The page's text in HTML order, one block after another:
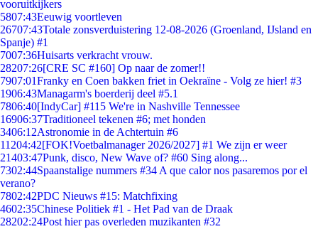
vooruitkijkers
5807:43Eeuwig voortleven
26707:43Totale zonsverduistering 12-08-2026 (Groenland, IJsland en
Spanje) #1
7007:36Huisarts verkracht vrouw.
28207:26[CRE SC #160] Op naar de zomer!!
7907:01Franky en Coen bakken friet in Oekraïne - Volg ze hier! #3
1906:43Managarm's boerderij deel #5.1
7806:40[IndyCar] #115 We're in Nashville Tennessee
16906:37Traditioneel tekenen #6; met honden
3406:12Astronomie in de Achtertuin #6
11204:42[FOK!Voetbalmanager 2026/2027] #1 We zijn er weer
21403:47Punk, disco, New Wave of? #60 Sing along...
7302:44Spaanstalige nummers #34 A que calor nos pasaremos por el
verano?
7802:42PDC Nieuws #15: Matchfixing
4602:35Chinese Politiek #1 - Het Pad van de Draak
28202:24Post hier pas overleden muzikanten #32